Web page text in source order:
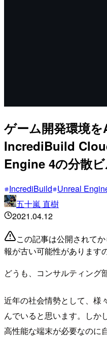
ゲーム開発環境を
IncrediBuild
Engine 4の分散
IncrediBuild Unreal
五十嵐 直樹
2021.04.12
この記事は公開されて
報が古い可能性があります
どうも、コンサルティング
近年の社会情勢として、様
んでいると思います。しか
高性能な端末が必要なのに